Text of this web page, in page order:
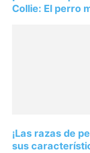
Collie: El perro
¡Las razas de
sus